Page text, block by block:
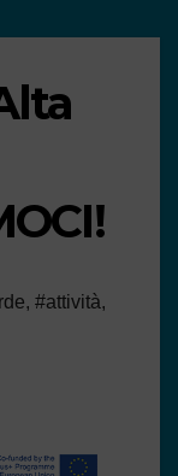
, #attività,